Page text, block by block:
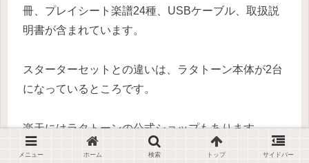
冊、プレイシート楽譜24種、USBケーブル、取扱説
明書が含まれています。
スターターセットとの違いは、ラタトーン本体が2台
になっているところです。
楽天にはラタトーンの公式ショップもあります。
メニュー ホーム 検索 トップ サイドバー